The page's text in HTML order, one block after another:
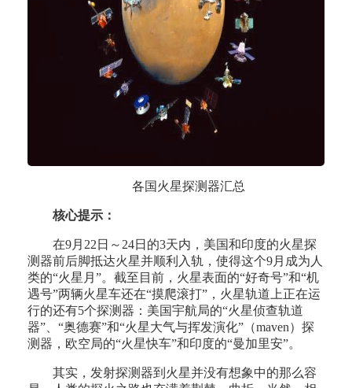
各国火星探测器汇总
核心提示：
在9月22日～24日的3天内，美国和印度的火星探
测器前后脚抵达火星并顺利入轨，使得这个9月成为人
类的“火星月”。截至目前，火星表面的“好奇号”和“机
遇号”两辆火星车还在“摸爬滚打”，火星轨道上正在运
行的还有5个探测器：美国宇航局的“火星侦查轨道
器”、“奥德赛”和“火星大气与挥发演化”（maven）探
测器，欧空局的“火星快车”和印度的“曼加里安”。
其实，发射探测器到火星并没有想象中的那么容